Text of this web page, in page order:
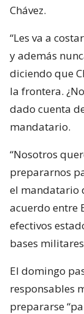
Chávez.
“Les va a
y además
diciendo que
la frontera.
dado cuenta
mandatario.
“Nosotros
prepararnos
el mandatario
acuerdo entre
efectivos
bases
El domingo
responsables
prepararse